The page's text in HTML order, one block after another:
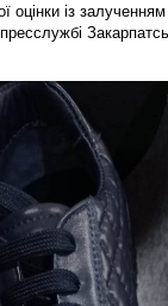
оцінки із залученням